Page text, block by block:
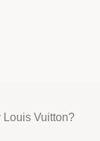
Louis Vuitton?